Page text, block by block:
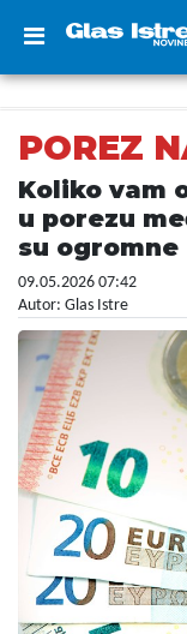
POREZ
Koliko vam
u porezu
su ogromne
09.05.2026 07:42
Autor: Glas Istre